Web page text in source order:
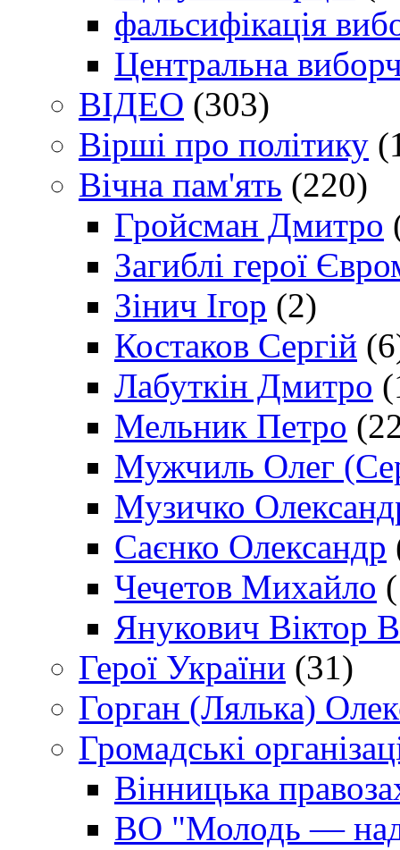
фальсифікація
Центральна
ВІДЕО (303)
Вірші про політику
Вічна пам'ять (220)
Гройсман Дмитро
Загиблі герої
Зінич Ігор (2)
Костаков Сергій
Лабуткін Дмитро
Мельник Петро
Мужчиль Олег
Музичко
Саєнко Олександр
Чечетов Михайло
Янукович Віктор
Герої України (31)
Горган (Лялька)
Громадські
Вінницька
ВО "Молодь —